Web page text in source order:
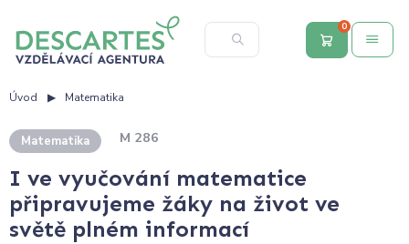
0
Úvod Matematika
Matematika M 286
I ve vyučování matematice
připravujeme žáky na život ve
světě plném informací